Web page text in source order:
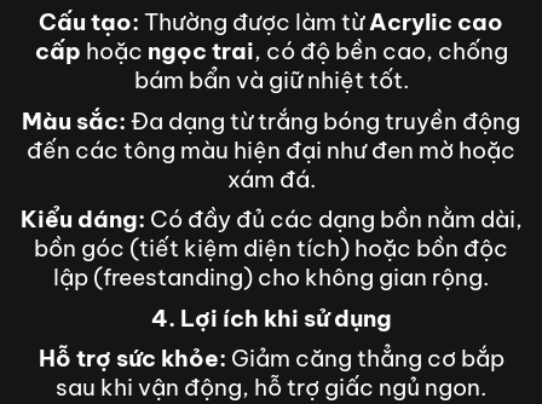
Cấu tạo: Thường được làm từAcrylic cao
cấp hoặc ngọc trai, có độ bền cao, chống
bám bẩn và giữ nhiệt tốt.
Màu sắc: Đa dạng từ trắng bóng truyền động
đến các tông màu hiện đại như đen mờ hoặc
xám đá.
Kiểu dáng: Có đầy đủ các dạng bồn nằm dài,
bồn góc (tiết kiệm diện tích) hoặc bồn độc
lập (freestanding) cho không gian rộng.
4. Lợi ích khi sử dụng
Hỗ trợ sức khỏe: Giảm căng thẳng cơ bắp
sau khi vận động, hỗ trợ giấc ngủ ngon.